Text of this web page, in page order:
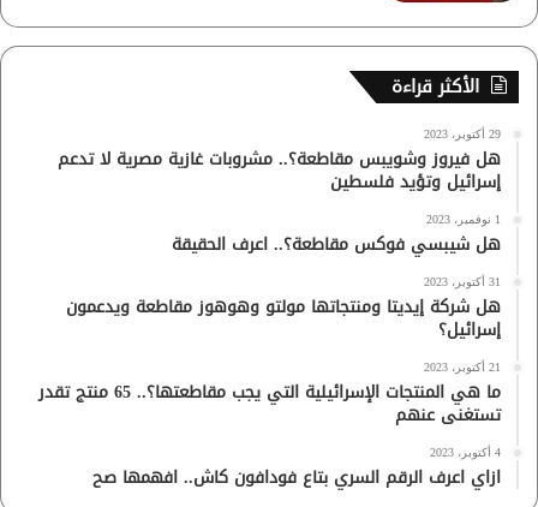
الأكثر قراءة
29 أكتوبر، 2023
هل فيروز وشويبس مقاطعة؟.. مشروبات غازية مصرية لا تدعم
إسرائيل وتؤيد فلسطين
1 نوفمبر، 2023
هل شيبسي فوكس مقاطعة؟.. اعرف الحقيقة
31 أكتوبر، 2023
هل شركة إيديتا ومنتجاتها مولتو وهوهوز مقاطعة ويدعمون
إسرائيل؟
21 أكتوبر، 2023
ما هي المنتجات الإسرائيلية التي يجب مقاطعتها؟.. 65 منتج تقدر
تستغنى عنهم
4 أكتوبر، 2023
ازاي اعرف الرقم السري بتاع فودافون كاش.. افهمها صح